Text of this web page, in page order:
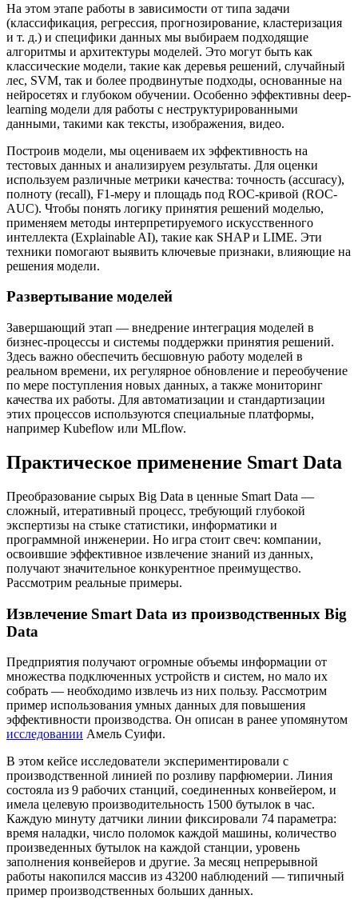
На этом этапе работы в зависимости от типа задачи
(классификация, регрессия, прогнозирование, кластеризация
и т. д.) и специфики данных мы выбираем подходящие
алгоритмы и архитектуры моделей. Это могут быть как
классические модели, такие как деревья решений, случайный
лес, SVM, так и более продвинутые подходы, основанные на
нейросетях и глубоком обучении. Особенно эффективны deep-
learning модели для работы с неструктурированными
данными, такими как тексты, изображения, видео.
Построив модели, мы оцениваем их эффективность на
тестовых данных и анализируем результаты. Для оценки
используем различные метрики качества: точность (accuracy),
полноту (recall), F1-меру и площадь под ROC-кривой (ROC-
AUC). Чтобы понять логику принятия решений моделью,
применяем методы интерпретируемого искусственного
интеллекта (Explainable AI), такие как SHAP и LIME. Эти
техники помогают выявить ключевые признаки, влияющие на
решения модели.
Развертывание моделей
Завершающий этап — внедрение интеграция моделей в
бизнес-процессы и системы поддержки принятия решений.
Здесь важно обеспечить бесшовную работу моделей в
реальном времени, их регулярное обновление и переобучение
по мере поступления новых данных, а также мониторинг
качества их работы. Для автоматизации и стандартизации
этих процессов используются специальные платформы,
например Kubeflow или MLflow.
Практическое применение Smart Data
Преобразование сырых Big Data в ценные Smart Data —
сложный, итеративный процесс, требующий глубокой
экспертизы на стыке статистики, информатики и
программной инженерии. Но игра стоит свеч: компании,
освоившие эффективное извлечение знаний из данных,
получают значительное конкурентное преимущество.
Рассмотрим реальные примеры.
Извлечение Smart Data из производственных Big
Data
Предприятия получают огромные объемы информации от
множества подключенных устройств и систем, но мало их
собрать — необходимо извлечь из них пользу. Рассмотрим
пример использования умных данных для повышения
эффективности производства. Он описан в ранее упомянутом
исследовании Амель Суифи.
В этом кейсе исследователи экспериментировали с
производственной линией по розливу парфюмерии. Линия
состояла из 9 рабочих станций, соединенных конвейером, и
имела целевую производительность 1500 бутылок в час.
Каждую минуту датчики линии фиксировали 74 параметра:
время наладки, число поломок каждой машины, количество
произведенных бутылок на каждой станции, уровень
заполнения конвейеров и другие. За месяц непрерывной
работы накопился массив из 43200 наблюдений — типичный
пример производственных больших данных.